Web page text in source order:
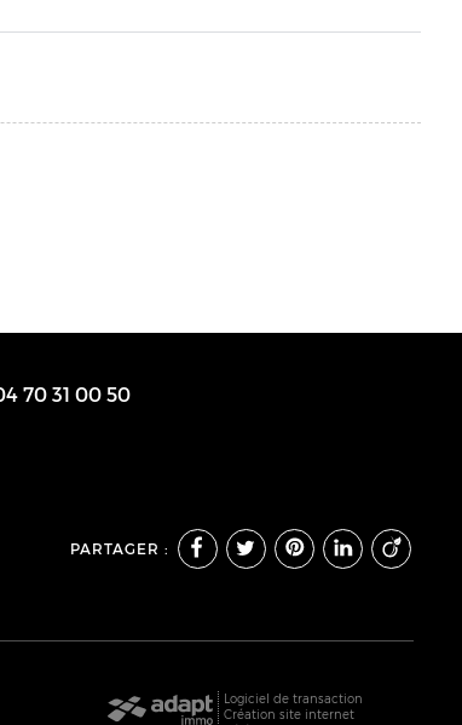
70 31 00 50
PARTAGER :
Logiciel de transaction
Création site internet